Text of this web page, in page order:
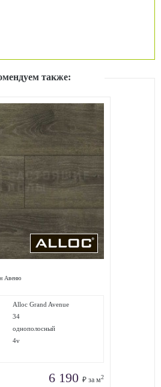
также:
Авеню
Alloc Grand Avenue
34
однополосный
4v
6 190 ₽ за м2